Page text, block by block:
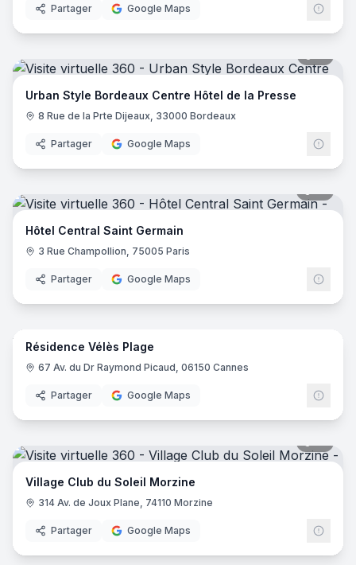
Partager Google Maps
Urban Style Bordeaux Centre Hôtel de la Presse
8 Rue de la Prte Dijeaux, 33000 Bordeaux
Partager Google Maps
Hôtel Central Saint Germain
3 Rue Champollion, 75005 Paris
Partager Google Maps
14
Résidence Vélès Plage
67 Av. du Dr Raymond Picaud, 06150 Cannes
Partager Google Maps
Village Club du Soleil Morzine
314 Av. de Joux Plane, 74110 Morzine
Partager Google Maps
22